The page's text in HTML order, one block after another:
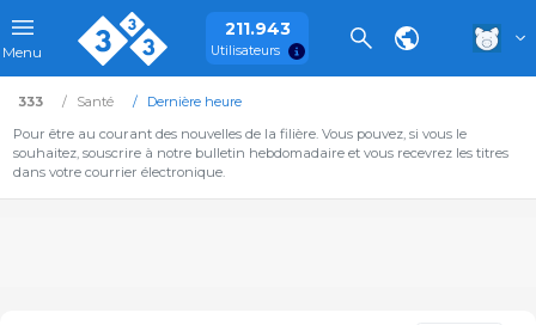
Menu
211.943
Utilisateurs
333 Santé
Dernière heure
Pour être au courant des nouvelles de la filière. Vous pouvez, si vous le
souhaitez, souscrire à notre bulletin hebdomadaire et vous recevrez les titres
dans votre courrier électronique.